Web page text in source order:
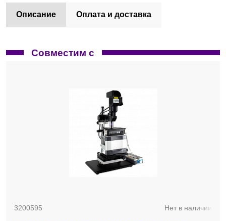
Описание Оплата и доставка
Совместим с
3200595 Нет в наличии